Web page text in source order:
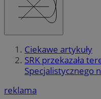
Ciekawe artykuły
SRK przekazała
Specjalistycznego
reklama